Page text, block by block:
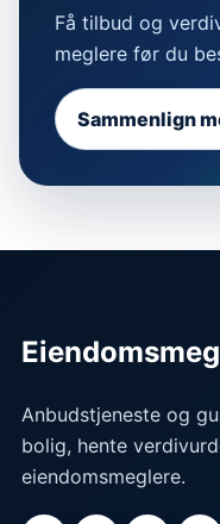
Få tilbud og
meglere før du
Sammenlign
Anbudstjeneste og
bolig, hente
eiendomsmeglere.